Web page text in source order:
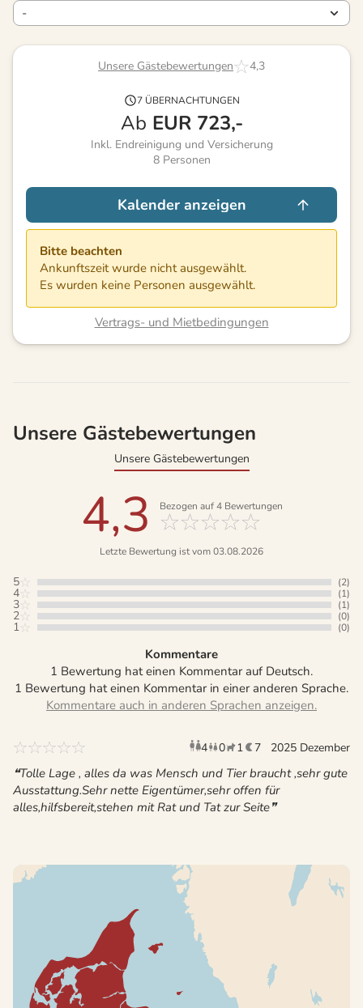
Unsere Gästebewertungen 4,3
7 ÜBERNACHTUNGEN
Ab EUR 723,-
Inkl. Endreinigung und Versicherung
8 Personen
Kalender anzeigen
Bitte beachten
Ankunftszeit wurde nicht ausgewählt.
Es wurden keine Personen ausgewählt.
Vertrags- und Mietbedingungen
Unsere Gästebewertungen
Unsere Gästebewertungen
4,3 Bezogen auf4Bewertungen
Letzte Bewertung ist vom 03.08.2026
5 (2)
4 (1)
3 (1)
2 (0)
1 (0)
Kommentare
1 Bewertung hat einen Kommentar auf Deutsch.
1 Bewertung hat einen Kommentar in einer anderen Sprache.
4 Erwachsene
0 Kinder
1 Haustier
7 2025 Dezember
Tolle Lage , alles da was Mensch und Tier braucht ,sehr gute
Ausstattung.Sehr nette Eigentümer,sehr offen für
alles,hilfsbereit,stehen mit Rat und Tat zur Seite